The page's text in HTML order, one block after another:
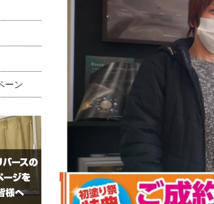
ーン